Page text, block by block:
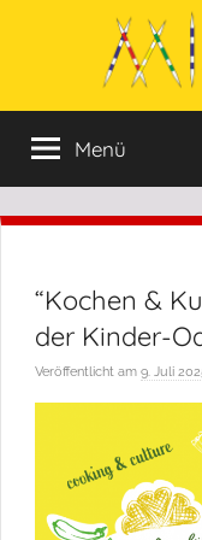
Mikado
e:V.
wurde
im
Menschen
Menü
“Kochen &
der Kinder-
Veröffentlicht am 9. Juli